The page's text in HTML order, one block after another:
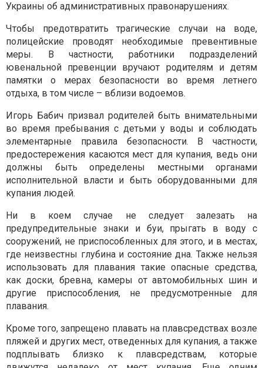
Украины об административных правонарушениях.
Чтобы предотвратить трагические случаи на воде,
полицейские проводят необходимые превентивные
меры. В частности, работники подразделений
ювенальной превенции вручают родителям и детям
памятки о мерах безопасности во время летнего
отдыха, в том числе – вблизи водоемов.
Игорь Бабич призвал родителей быть внимательными
во время пребывания с детьми у воды и соблюдать
элементарные правила безопасности. В частности,
предостережения касаются мест для купания, ведь они
должны быть определены местными органами
исполнительной власти и быть оборудованными для
купания людей.
Ни в коем случае не следует залезать на
предупредительные знаки и буи, прыгать в воду с
сооружений, не приспособленных для этого, и в местах,
где неизвестны глубина и состояние дна. Также нельзя
использовать для плавания такие опасные средства,
как доски, бревна, камеры от автомобильных шин и
другие приспособления, не предусмотренные для
плавания.
Кроме того, запрещено плавать на плавсредствахвозле
пляжей и других мест, отведенных для купания, а также
подплывать близко к плавсредствам, которые